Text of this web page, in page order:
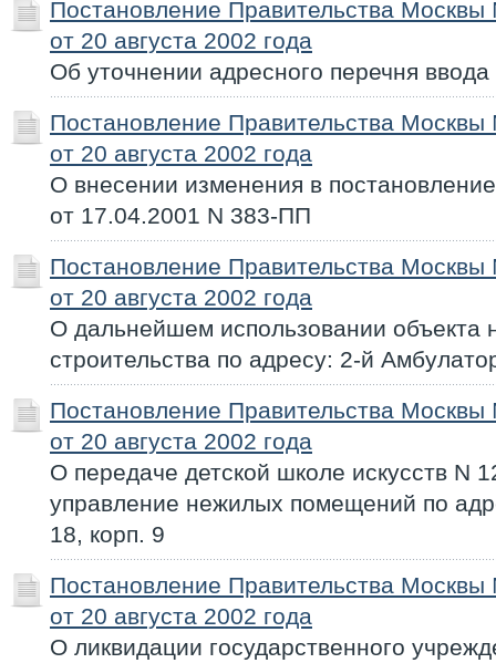
Постановление Правительства
от 20 августа 2002 года
Об уточнении адресного перечня
Постановление Правительства
от 20 августа 2002 года
О внесении изменения в
от 17.04.2001 N 383-ПП
Постановление Правительства
от 20 августа 2002 года
О дальнейшем использовании объекта
строительства по адресу: 2-й
Постановление Правительства
от 20 августа 2002 года
О передаче детской школе искусств N
управление нежилых помещений по
18, корп. 9
Постановление Правительства
от 20 августа 2002 года
О ликвидации государственного